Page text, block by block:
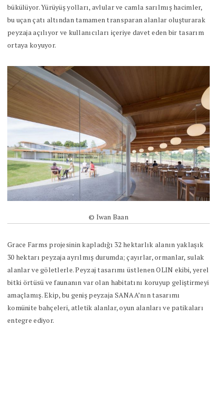
bükülüyor. Yürüyüş yolları, avlular ve camla sarılmış hacimler,
bu uçan çatı altından tamamen transparan alanlar oluşturarak
peyzaja açılıyor ve kullanıcıları içeriye davet eden bir tasarım
ortaya koyuyor.
© Iwan Baan
Grace Farms projesinin kapladığı 32 hektarlık alanın yaklaşık
30 hektarı peyzaja ayrılmış durumda; çayırlar, ormanlar, sulak
alanlar ve göletlerle. Peyzaj tasarımı üstlenen OLIN ekibi, yerel
bitki örtüsü ve faunanın var olan habitatını koruyup geliştirmeyi
amaçlamış. Ekip, bu geniş peyzaja SANAA’nın tasarımı
komünite bahçeleri, atletik alanlar, oyun alanları ve patikaları
entegre ediyor.